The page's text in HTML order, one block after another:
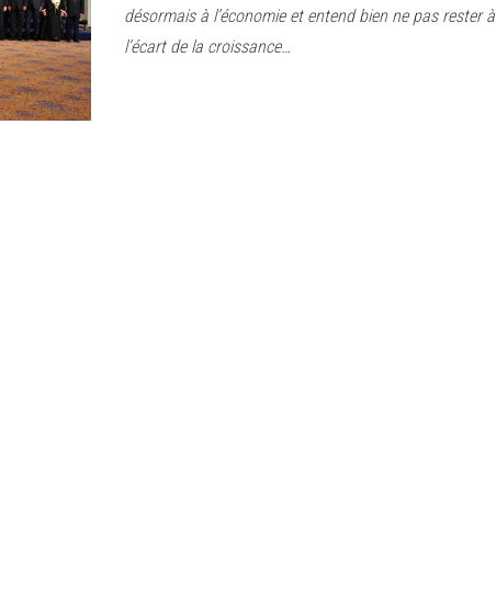
désormais à l’économie et entend bien ne pas rester à
l’écart de la croissance…